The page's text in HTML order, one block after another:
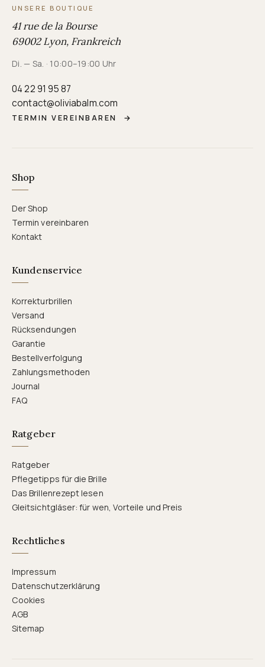
UNSERE BOUTIQUE
41 rue de la Bourse
69002 Lyon, Frankreich
Di. — Sa. · 10:00–19:00 Uhr
04 22 91 95 87
contact@oliviabalm.com
TERMIN VEREINBAREN →
Shop
Der Shop
Termin vereinbaren
Kontakt
Kundenservice
Korrekturbrillen
Versand
Rücksendungen
Garantie
Bestellverfolgung
Zahlungsmethoden
Journal
FAQ
Ratgeber
Ratgeber
Pflegetipps für die Brille
Das Brillenrezept lesen
Gleitsichtgläser: für wen, Vorteile und Preis
Rechtliches
Impressum
Datenschutzerklärung
Cookies
AGB
Sitemap